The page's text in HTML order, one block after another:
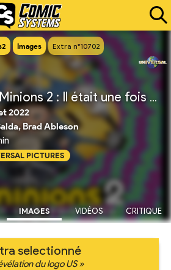
Images Extra n°10702
Les Minions 2 : Il était une fois Gru
2022
Brad Ableson
PICTURES
IMAGES VIDÉOS CRITIQUE
selectionné
du logo US »